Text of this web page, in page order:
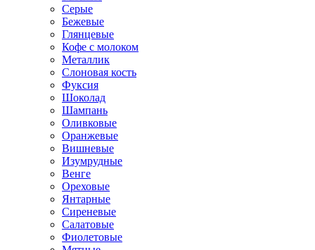
Серые
Бежевые
Глянцевые
Кофе с молоком
Металлик
Слоновая кость
Фуксия
Шоколад
Шампань
Оливковые
Оранжевые
Вишневые
Изумрудные
Венге
Ореховые
Янтарные
Сиреневые
Салатовые
Фиолетовые